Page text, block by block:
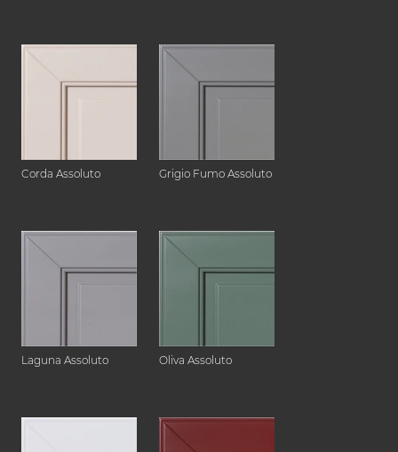
Corda Assoluto Grigio Fumo Assoluto
Laguna Assoluto Oliva Assoluto